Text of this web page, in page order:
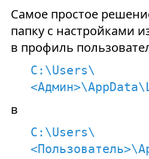
Самое простое
папку с настройками
в профиль
C:\Users\
в
C:\Users\